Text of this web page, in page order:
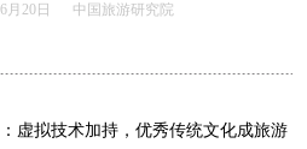
月20日 中国旅游研究院
虚拟技术加持，优秀传统文化成旅游